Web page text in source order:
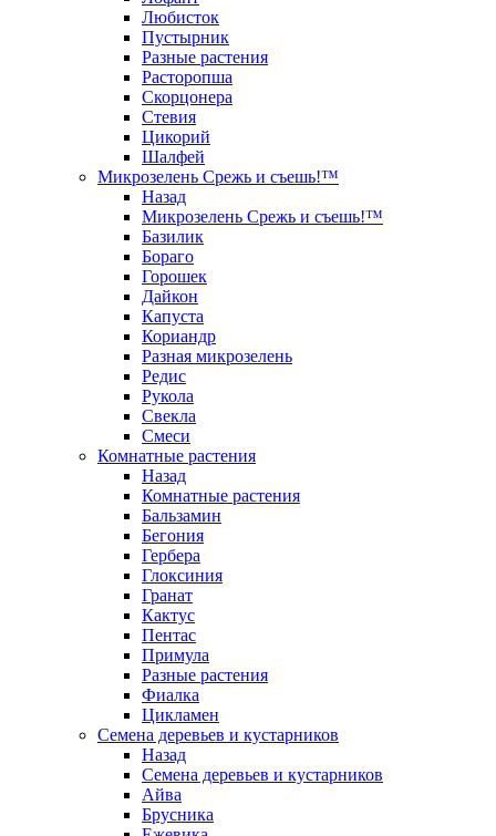
Любисток
Пустырник
Разные растения
Расторопша
Скорцонера
Стевия
Цикорий
Шалфей
Микрозелень Срежь и съешь!™
Назад
Микрозелень Срежь и съешь!™
Базилик
Бораго
Горошек
Дайкон
Капуста
Кориандр
Разная микрозелень
Редис
Рукола
Свекла
Смеси
Комнатные растения
Назад
Комнатные растения
Бальзамин
Бегония
Гербера
Глоксиния
Гранат
Кактус
Пентас
Примула
Разные растения
Фиалка
Цикламен
Семена деревьев и кустарников
Назад
Семена деревьев и кустарников
Айва
Брусника